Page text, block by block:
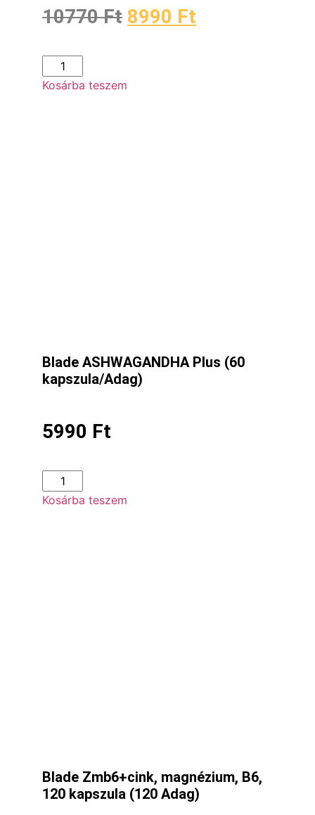
10770Ft 8990 Ft
Kosárba teszem
Blade ASHWAGANDHA Plus (60
kapszula/Adag)
5990 Ft
Kosárba teszem
Blade Zmb6+cink, magnézium, B6,
120 kapszula (120 Adag)